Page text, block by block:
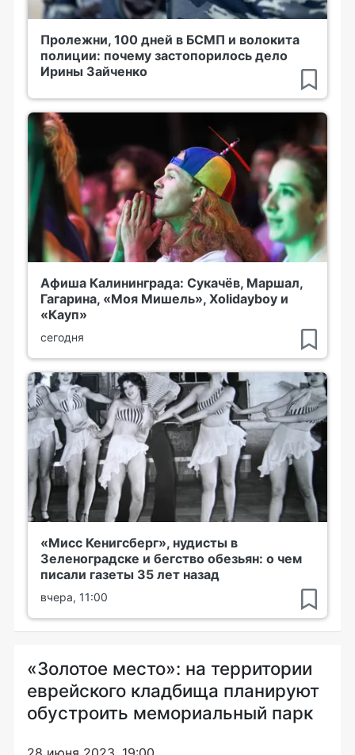
Пролежни, 100 дней в БСМП и волокита
полиции: почему застопорилось дело
Ирины Зайченко
Афиша Калининграда: Сукачёв, Маршал,
Гагарина, «Моя Мишель», Xolidayboy и
«Кауп»
сегодня
«Мисс Кенигсберг», нудисты в
Зеленоградске и бегство обезьян: о чем
писали газеты 35 лет назад
вчера, 11:00
«Золотое место»: на территории
еврейского кладбища планируют
обустроить мемориальный парк